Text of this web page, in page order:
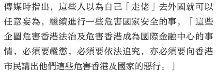
傳媒時指出，這些人以為自己「走佬」去外國就可以
任意妄為，繼續進行一些危害國家安全的事，「這些
企圖危害香港法治及危害香港成為國際金融中心的事
情，必須要嚴懲，必須要依法追究，亦必須要向香港
市民講出他們這些危害香港及國家的惡行。」